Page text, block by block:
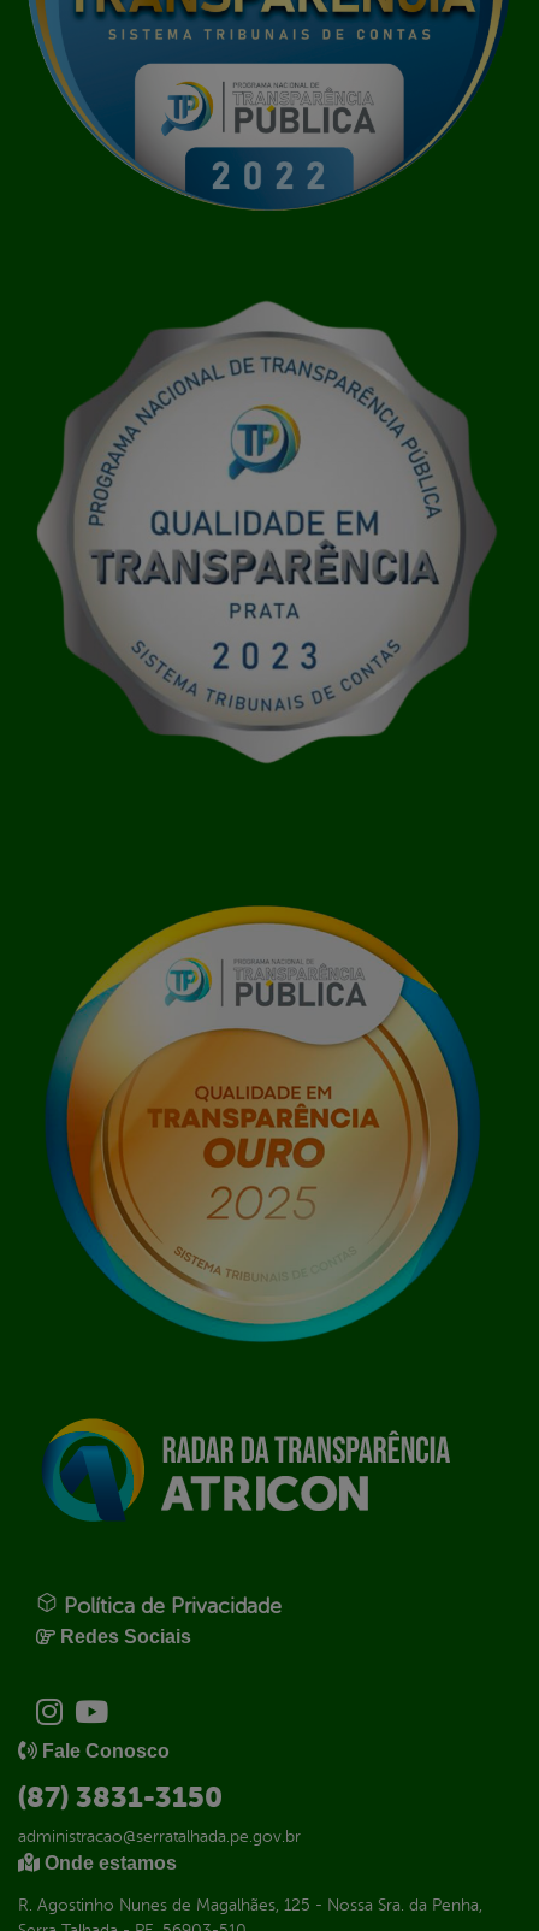
Política de Privacidade
Redes Sociais
Fale Conosco
(87) 3831-3150
administracao@serratalhada.pe.gov.br
Onde estamos
R. Agostinho Nunes de Magalhães, 125 - Nossa Sra. da Penha,